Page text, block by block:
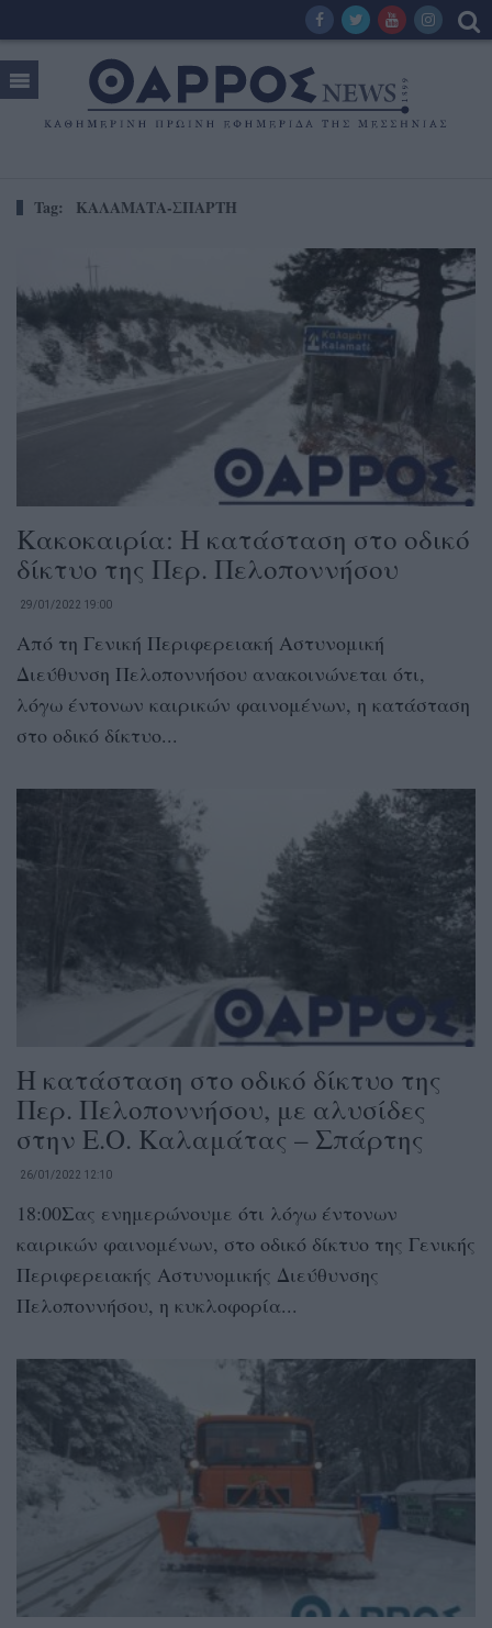
Tag: ΚΑΛΑΜΑΤΑ-ΣΠΑΡΤΗ
Κακοκαιρία: Η κατάσταση στο οδικό
δίκτυο της Περ. Πελοποννήσου
29/01/2022 19:00
Από τη Γενική Περιφερειακή Αστυνομική
Διεύθυνση Πελοποννήσου ανακοινώνεται ότι,
λόγω έντονων καιρικών φαινομένων, η κατάσταση
στο οδικό δίκτυο...
Η κατάσταση στο οδικό δίκτυο της
Περ. Πελοποννήσου, με αλυσίδες
στην Ε.Ο. Καλαμάτας – Σπάρτης
26/01/2022 12:10
18:00Σας ενημερώνουμε ότι λόγω έντονων
καιρικών φαινομένων, στο οδικό δίκτυο της Γενικής
Περιφερειακής Αστυνομικής Διεύθυνσης
Πελοποννήσου, η κυκλοφορία...